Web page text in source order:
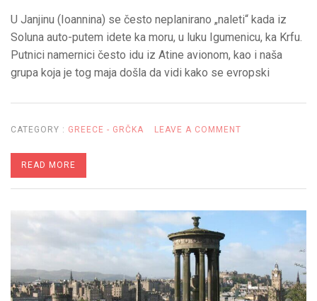
U Janjinu (Ioannina) se često neplanirano „naleti“ kada iz
Soluna auto-putem idete ka moru, u luku Igumenicu, ka Krfu.
Putnici namernici često idu iz Atine avionom, kao i naša
grupa koja je tog maja došla da vidi kako se evropski
CATEGORY : GREECE - GRČKA LEAVE A COMMENT
GRČKA
READ MORE